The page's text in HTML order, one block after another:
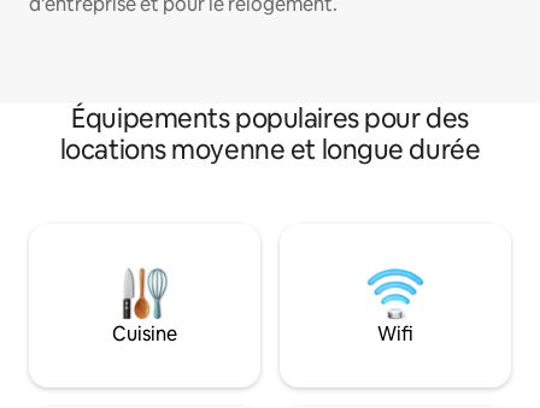
Équipements populaires pour des
locations moyenne et longue durée
Cuisine Wifi